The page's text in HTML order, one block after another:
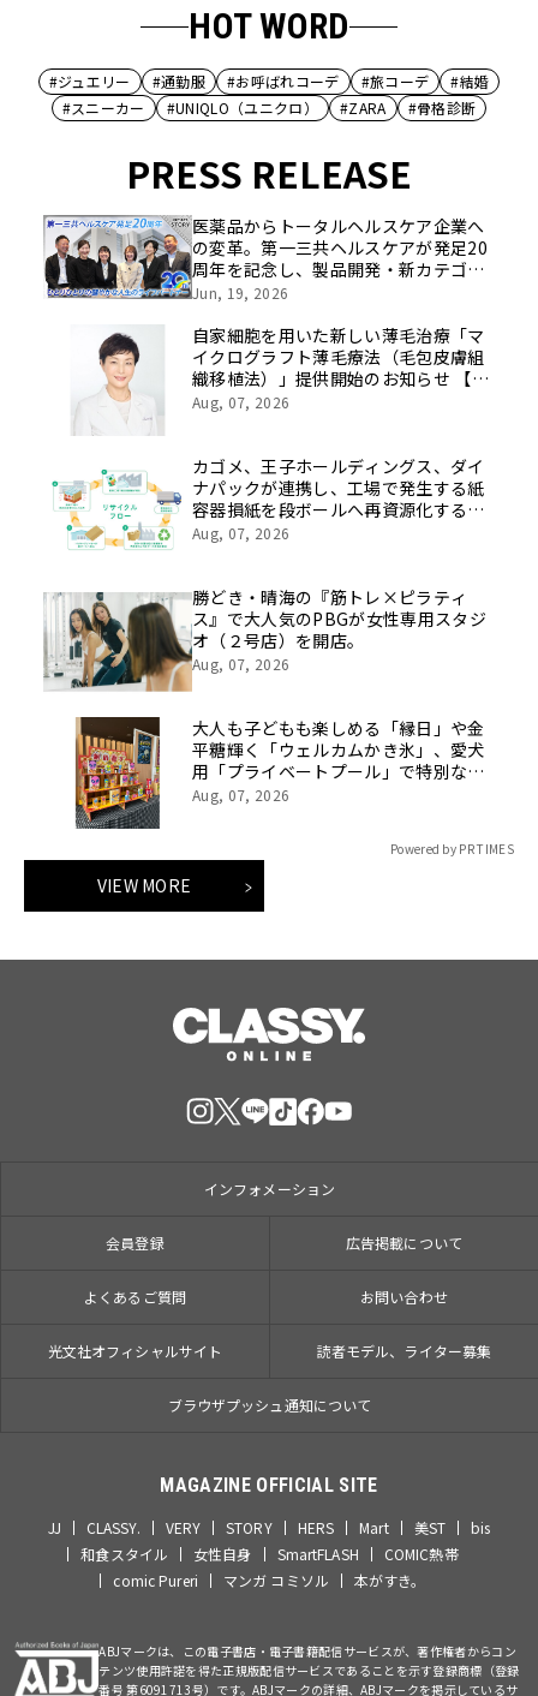
HOT WORD
#ジュエリー #通勤服 #お呼ばれコーデ #旅コーデ
#結婚
#スニーカー
#UNIQLO（ユニクロ） #ZARA #骨格診断
PRESS RELEASE
医薬品からトータルヘルスケア企業へ
の変革。第一三共ヘルスケアが発足20
周年を記念し、製品開発・新カテゴリ
挑戦の舞台や旧社統合時のエピソード
像を公開！
Jun, 19, 2026
自家細胞を用いた新しい薄毛治療「マ
イクログラフト薄毛療法（毛包皮膚組
織移植法）」提供開始のお知らせ 【医
療法人社団 青真会 青山エルクリニ
Aug, 07, 2026
カゴメ、王子ホールディングス、ダイ
ナパックが連携し、工場で発生する紙
容器損紙を段ボールへ再資源化する実
証を開始
Aug, 07, 2026
勝どき・晴海の『筋トレ×ピラティ
ス』で大人気のPBGが女性専用スタジ
オ（２号店）を開店。
Aug, 07, 2026
大人も子どもも楽しめる「縁日」や金
平糖輝く「ウェルカムかき氷」、愛犬
用「プライベートプール」で特別な夏
休みをお届け
Aug, 07, 2026
Powered by PR TIMES
VIEW MORE
インフォメーション
会員登録 広告掲載について
よくあるご質問 お問い合わせ
光文社オフィシャルサイト 読者モデル、ライター募集
ブラウザプッシュ通知について
MAGAZINE OFFICIAL SITE
JJ CLASSY. VERY STORY HERS Mart 美ST
bis
和食スタイル
女性自身 SmartFLASH
COMIC熱帯
comic Pureri
マンガ コミソル 本がすき。
ABJマークは、この電子書店・電子書籍配信サービスが、著作権者からコン
テンツ使用許諾を得た正規版配信サービスであることを示す登録商標（登録
番号 第6091713号）です。ABJマークの詳細、ABJマークを掲示しているサ